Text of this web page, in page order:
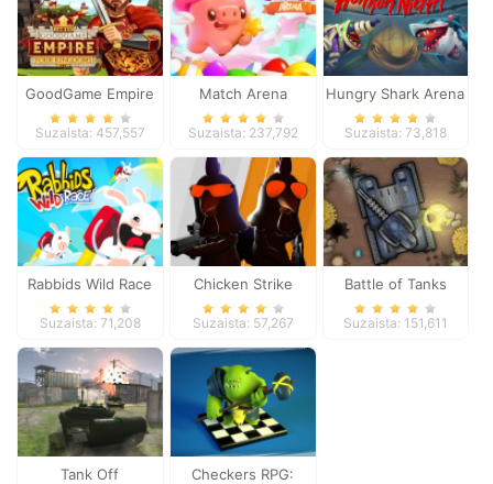
GoodGame Empire
Suzaista: 457,557
Match Arena
Suzaista: 237,792
Hungry Shark Arena
Horror Night
Suzaista: 73,818
Rabbids Wild Race
Suzaista: 71,208
Chicken Strike
Suzaista: 57,267
Battle of Tanks
Suzaista: 151,611
Tank Off
Checkers RPG: